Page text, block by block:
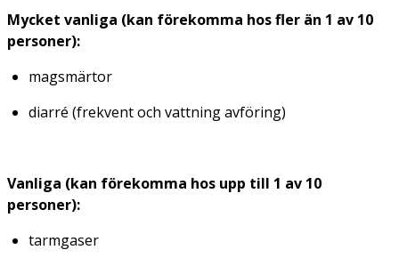
Mycket vanliga (kan förekomma hos fler än 1 av 10
personer):
magsmärtor
diarré (frekvent och vattning avföring)
Vanliga (kan förekomma hos upp till 1 av 10
personer):
tarmgaser